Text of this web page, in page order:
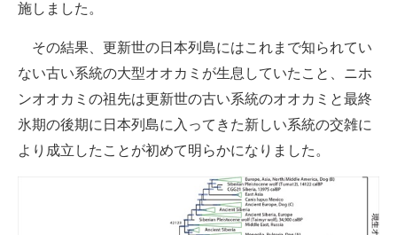
施しました。
その結果、更新世の日本列島にはこれまで知られてい
ない古い系統の大型オオカミが生息していたこと、ニホ
ンオオカミの祖先は更新世の古い系統のオオカミと最終
氷期の後期に日本列島に入ってきた新しい系統の交雑に
より成立したことが初めて明らかになりました。